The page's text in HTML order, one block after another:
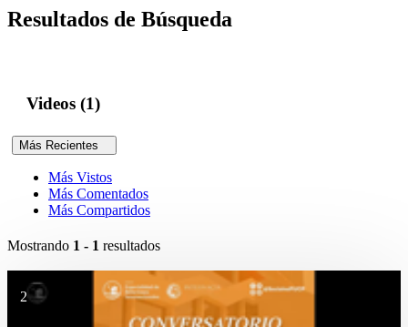
Resultados de Búsqueda
Videos (1)
Más Recientes
Más Vistos
Más Comentados
Más Compartidos
Mostrando 1 - 1 resultados
2